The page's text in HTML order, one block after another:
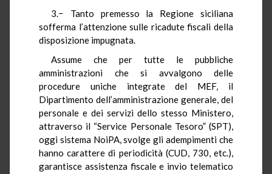
3.− Tanto premesso la Regione siciliana
sofferma l’attenzione sulle ricadute fiscali della
disposizione impugnata.
Assume che per tutte le pubbliche
amministrazioni che si avvalgono delle
procedure uniche integrate del MEF, il
Dipartimento dell’amministrazione generale, del
personale e dei servizi dello stesso Ministero,
attraverso il “Service Personale Tesoro” (SPT),
oggi sistema NoiPA, svolge gli adempimenti che
hanno carattere di periodicità (CUD, 730, etc.),
garantisce assistenza fiscale e invio telematico